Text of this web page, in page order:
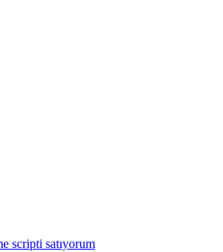
scripti satıyorum